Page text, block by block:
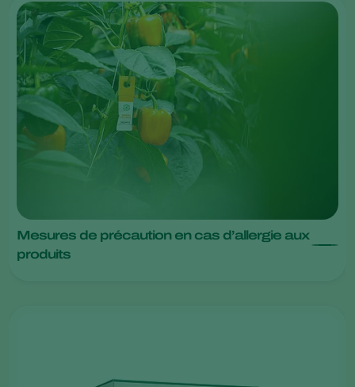
Mesures de précaution en cas d’allergie aux
produits